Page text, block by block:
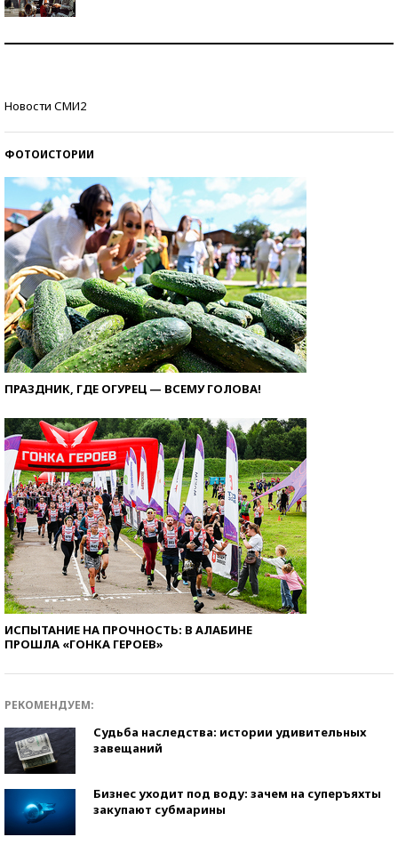
Новости СМИ2
ФОТОИСТОРИИ
ПРАЗДНИК, ГДЕ ОГУРЕЦ — ВСЕМУ ГОЛОВА!
ИСПЫТАНИЕ НА ПРОЧНОСТЬ: В АЛАБИНЕ
ПРОШЛА «ГОНКА ГЕРОЕВ»
РЕКОМЕНДУЕМ:
Судьба наследства: истории удивительных
завещаний
Бизнес уходит под воду: зачем на суперъяхты
закупают субмарины